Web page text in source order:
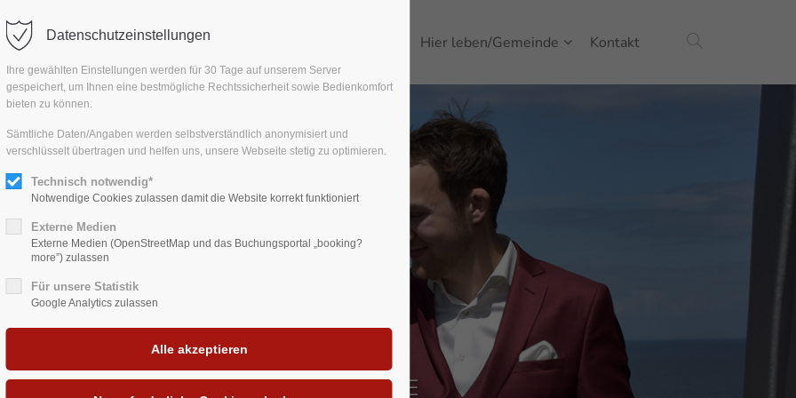
dolor sit amet:
/ 365days
support for our customers
8:00am - 5:00pm(GMT
San Francisco, CA 94102
Have any questions?
About us
consectetuer adipiscing elit.
Aenean commodo ligula eget
dolor. Aenean massa. Cum sociis
natoque penatibus et magnis dis
parturient montes, nascetur
ridiculus mus. Donec quam felis,
ultricies nec.
Urlaub/Freizeit Heiraten am Leuchtturm Hier leben/Gemeinde Kontakt
IN BEHRENSDORF/OSTSEE
Datenschutzeinstellungen
Ihre gewählten Einstellungen werden für 30 Tage auf unserem Server
gespeichert, um Ihnen eine bestmögliche Rechtssicherheit sowie Bedienkomfort
bieten zu können.
Sämtliche Daten/Angaben werden selbstverständlich anonymisiert und
verschlüsselt übertragen und helfen uns, unsere Webseite stetig zu optimieren.
Technisch notwendig*
Notwendige Cookies zulassen damit die Website korrekt funktioniert
Externe Medien
Externe Medien (OpenStreetMap und das Buchungsportal „booking?
more”) zulassen
Für unsere Statistik
Google Analytics zulassen